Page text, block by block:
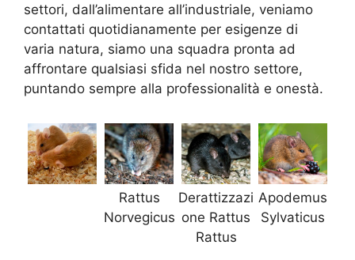
settori, dall’alimentare all’industriale, veniamo
contattati quotidianamente per esigenze di
varia natura, siamo una squadra pronta ad
affrontare qualsiasi sfida nel nostro settore,
puntando sempre alla professionalità e onestà.
Rattus
Norvegicus
Derattizzazi
one Rattus
Rattus
Apodemus
Sylvaticus